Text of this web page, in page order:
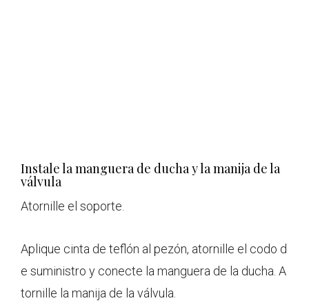
Instale la manguera de ducha y la manija de la
válvula
Atornille el soporte.
Aplique cinta de teflón al pezón, atornille el codo d
e suministro y conecte la manguera de la ducha. A
tornille la manija de la válvula.